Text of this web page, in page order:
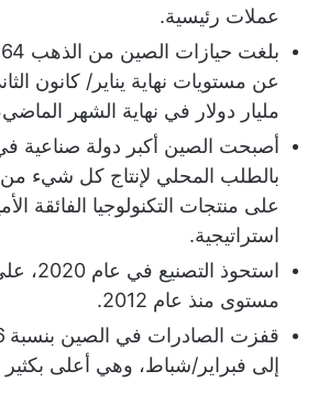
عملات رئيسية.
مليار دولار في نهاية الشهر الماضي، من 116.76
أصبحت الصين أكبر دولة صناعية
بالطلب المحلي لإنتاج كل شيء من
على منتجات التكنولوجيا الفائقة
استراتيجية.
مستوى منذ عام 2012.
إلى فبراير/شباط، وهي أعلى بكثير